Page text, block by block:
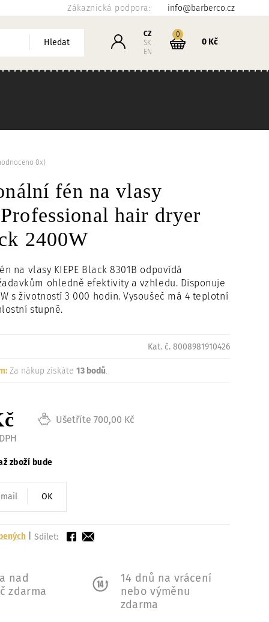
Zákaznická podpora: info@barberco.cz
Hledat Přihlášení
CZ
SK
EN
Košík
0kusů
0 Kč
Načítám
fén na vlasy
hair dryer
2400W
0x)
na vlasy KIEPE Black 8301B odpovídá
ohledně efektivity a vzhledu. Disponuje
s životností 3 000 hodin. Vysoušeč má 4 teplotní
stupně.
Kat. č. 8008981910426
Za nákup získáte13 bodů.
Ušetříte 700,00 Kč
zboží bude
OK
|Sdílet:
nad
zdarma
14 dnů na vrácení
nebo výměnu
zdarma